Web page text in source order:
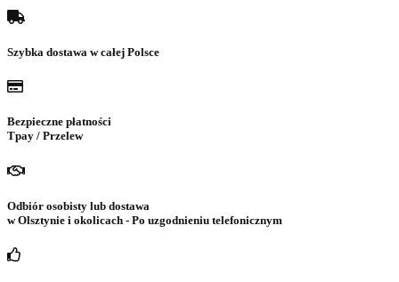
Szybka dostawa w całej Polsce
Bezpieczne płatności
Tpay / Przelew
Odbiór osobisty lub dostawa
w Olsztynie i okolicach - Po uzgodnieniu telefonicznym